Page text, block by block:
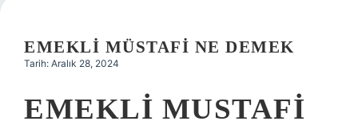
EMEKLI MÜSTAFI NE DEMEK
Tarih: Aralık 28, 2024
EMEKLI MUSTAFI